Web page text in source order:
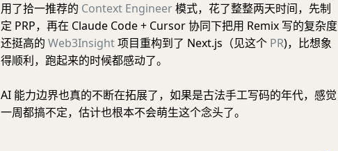
用了拾一推荐的 Context Engineer模式，花了整整两天时间，先制
定 PRP，再在 Claude Code + Cursor 协同下把用 Remix 写的复杂度
还挺高的 Web3Insight项目重构到了 Next.js（见这个 PR)，比想象
得顺利，跑起来的时候都感动了。
AI 能力边界也真的不断在拓展了，如果是古法手工写码的年代，感觉
一周都搞不定，估计也根本不会萌生这个念头了。